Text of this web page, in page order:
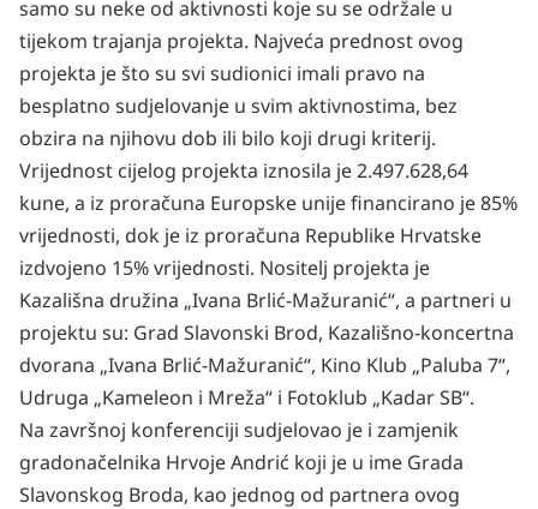
samo su neke od aktivnosti koje su se održale u
tijekom trajanja projekta. Najveća prednost ovog
projekta je što su svi sudionici imali pravo na
besplatno sudjelovanje u svim aktivnostima, bez
obzira na njihovu dob ili bilo koji drugi kriterij.
Vrijednost cijelog projekta iznosila je 2.497.628,64
kune, a iz proračuna Europske unije financirano je 85%
vrijednosti, dok je iz proračuna Republike Hrvatske
izdvojeno 15% vrijednosti. Nositelj projekta je
Kazališna družina „Ivana Brlić-Mažuranić“, a partneri u
projektu su: Grad Slavonski Brod, Kazališno-koncertna
dvorana „Ivana Brlić-Mažuranić“, Kino Klub „Paluba 7“,
Udruga „Kameleon i Mreža“ i Fotoklub „Kadar SB“.
Na završnoj konferenciji sudjelovao je i zamjenik
gradonačelnika Hrvoje Andrić koji je u ime Grada
Slavonskog Broda, kao jednog od partnera ovog